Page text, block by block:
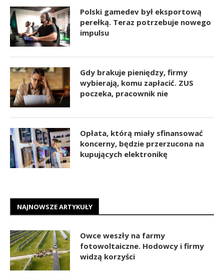
Polski gamedev był eksportową
perełką. Teraz potrzebuje nowego
impulsu
Gdy brakuje pieniędzy, firmy
wybierają, komu zapłacić. ZUS
poczeka, pracownik nie
Opłata, którą miały sfinansować
koncerny, będzie przerzucona na
kupujących elektronikę
NAJNOWSZE ARTYKUŁY
Owce weszły na farmy
fotowoltaiczne. Hodowcy i firmy
widzą korzyści